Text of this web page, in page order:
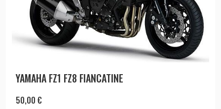
YAMAHA FZ1 FZ8 FIANCATINE
50,00 €